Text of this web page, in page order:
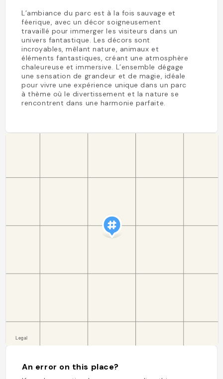
L’ambiance du parc est à la fois sauvage et
féerique, avec un décor soigneusement
travaillé pour immerger les visiteurs dans un
univers fantastique. Les décors sont
incroyables, mêlant nature, animaux et
éléments fantastiques, créant une atmosphère
chaleureuse et immersive. L’ensemble dégage
une sensation de grandeur et de magie, idéale
pour vivre une expérience unique dans un parc
à thème où le divertissement et la nature se
rencontrent dans une harmonie parfaite.
An error on this place?